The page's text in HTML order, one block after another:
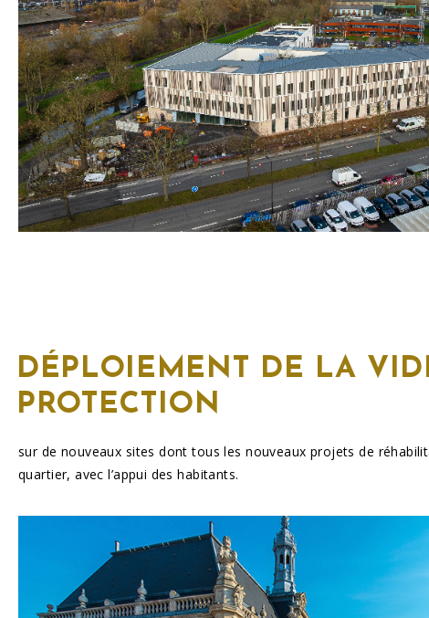
DÉPLOIEMENT DE LA
PROTECTION
sur de nouveaux sites dont tous les nouveaux projets de
quartier, avec l’appui des habitants.